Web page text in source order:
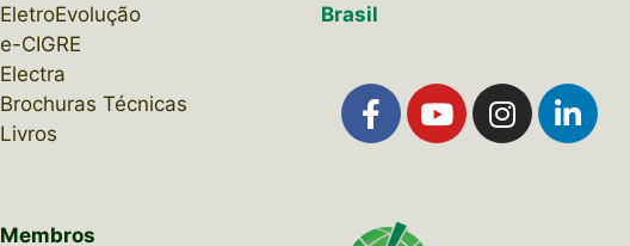
EletroEvolução
e-CIGRE
Electra
Brochuras Técnicas
Livros
Brasil
Membros